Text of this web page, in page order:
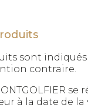
sont
contraire.
à la date de